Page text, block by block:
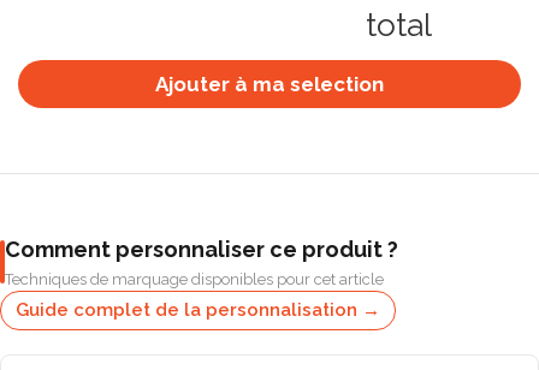
total
Ajouter à ma selection
Comment personnaliser ce produit ?
Techniques de marquage disponibles pour cet article
Guide complet de la personnalisation →